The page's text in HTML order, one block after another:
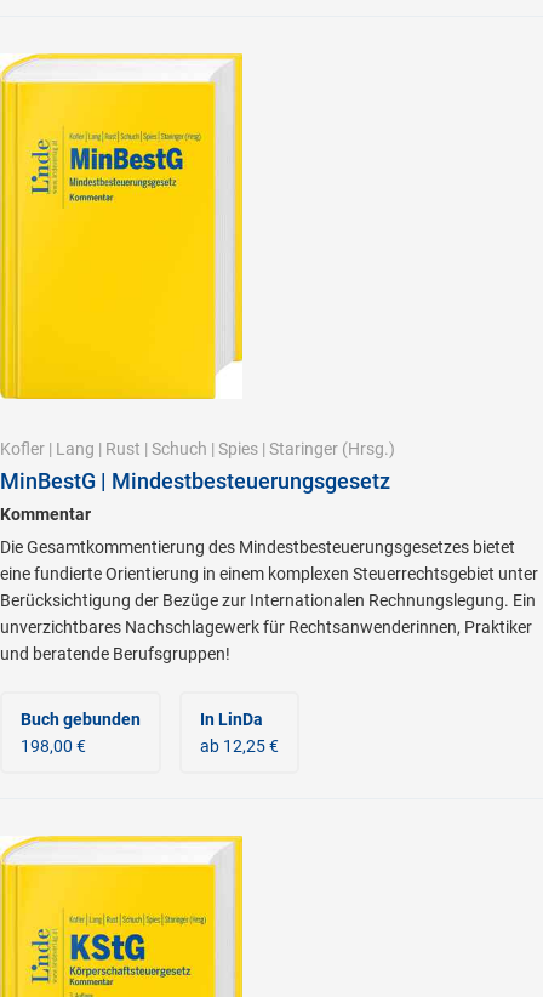
Kofler | Lang | Rust | Schuch | Spies | Staringer (Hrsg.)
MinBestG | Mindestbesteuerungsgesetz
Kommentar
Die Gesamtkommentierung des Mindestbesteuerungsgesetzes bietet
eine fundierte Orientierung in einem komplexen Steuerrechtsgebiet unter
Berücksichtigung der Bezüge zur Internationalen Rechnungslegung. Ein
unverzichtbares Nachschlagewerk für Rechtsanwenderinnen, Praktiker
und beratende Berufsgruppen!
Buch gebunden
198,00 €
In LinDa
ab 12,25 €